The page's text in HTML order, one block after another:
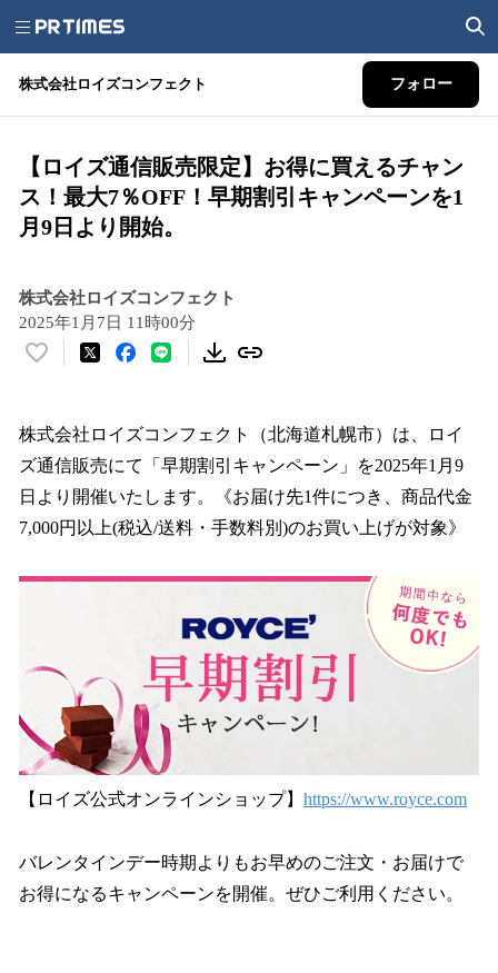
株式会社ロイズコンフェクト フォロー
【ロイズ通信販売限定】お得に買えるチャン
ス！最大7％OFF！早期割引キャンペーンを1
月9日より開始。
株式会社ロイズコンフェクト
2025年1月7日 11時00分
い
！
数
を
読
み
み
株式会社ロイズコンフェクト（北海道札幌市）は、ロイ
ズ通信販売にて「早期割引キャンペーン」を2025年1月9
日より開催いたします。《お届け先1件につき、商品代金
7,000円以上(税込/送料・手数料別)のお買い上げが対象》
【ロイズ公式オンラインショップ】 https://www.royce.com
バレンタインデー時期よりもお早めのご注文・お届けで
お得になるキャンペーンを開催。ぜひご利用ください。